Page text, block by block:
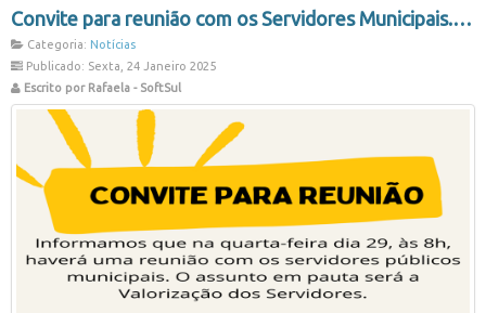
Convite para reunião com os Servidores Municipais.
Categoria: Notícias
Publicado: Sexta, 24 Janeiro 2025
Escrito por Rafaela - SoftSul